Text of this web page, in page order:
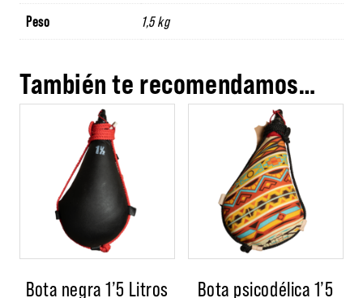
Peso 1,5 kg
También te recomendamos…
Bota negra 1’5 Litros
Bota psicodélica 1’5